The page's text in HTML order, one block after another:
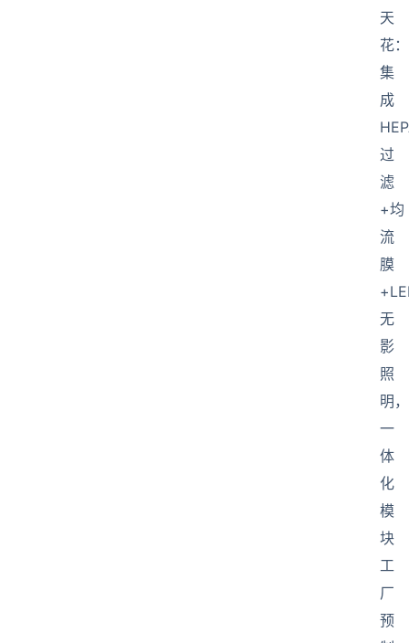
天
花：
集
成
过
滤
+均
流
膜
无
影
照
明，
一
体
化
模
块
工
厂
预